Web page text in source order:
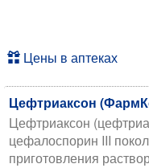
Цены в аптеках
Цефтриаксон
Цефтриаксон
цефалоспорин III
приготовления